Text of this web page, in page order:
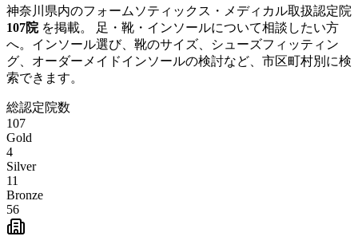
神奈川県内のフォームソティックス・メディカル取扱認定院
107院を掲載。 足・靴・インソールについて相談したい方
へ。インソール選び、靴のサイズ、シューズフィッティン
グ、オーダーメイドインソールの検討など、市区町村別に検
索できます。
総認定院数
107
Gold
4
Silver
11
Bronze
56